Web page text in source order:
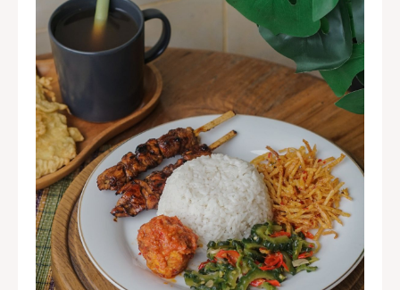
BAHASA / LANGUAGE
English Indonesia
Français Deutsch Nederlands
日本語 한국어 العربية